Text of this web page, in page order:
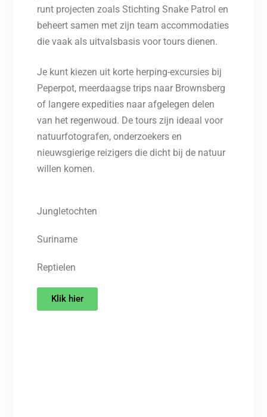
runt projecten zoals Stichting Snake Patrol en
beheert samen met zijn team accommodaties
die vaak als uitvalsbasis voor tours dienen.
Je kunt kiezen uit korte herping-excursies bij
Peperpot, meerdaagse trips naar Brownsberg
of langere expedities naar afgelegen delen
van het regenwoud. De tours zijn ideaal voor
natuurfotografen, onderzoekers en
nieuwsgierige reizigers die dicht bij de natuur
willen komen.
Jungletochten
Suriname
Reptielen
Klik hier